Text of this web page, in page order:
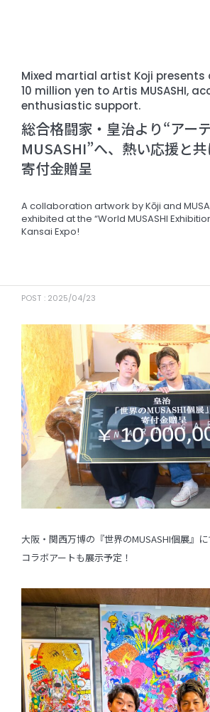
Mixed martial artist Koji
10 million yen to Artis MUSASHI,
enthusiastic support.
総合格闘家・皇治より“アー
MUSASHI”へ、熱い応援と
寄付金贈呈
A collaboration artwork by Kōji and
exhibited at the “World MUSASHI
Kansai Expo!
POST : 2025/04/23
大阪・関西万博の『世界のMUSASHI個展』
コラボアートも展示予定！